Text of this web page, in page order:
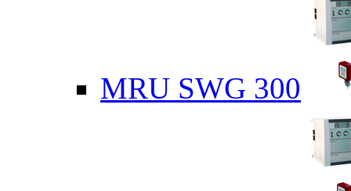
MRU SWG 300